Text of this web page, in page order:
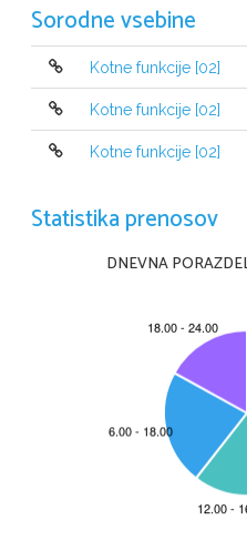
Rešitve:
                5.
Sorodne vsebine
Kotne funkcije [02]
Kotne funkcije [02]
Kotne funkcije [02]
Statistika prenosov
DNEVNA